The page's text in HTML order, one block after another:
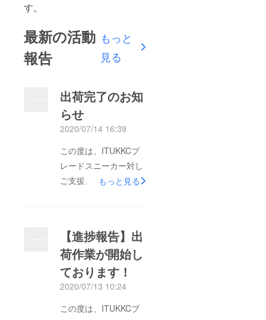
す。
最新の活動
報告
もっと
見る
出荷完了のお知
らせ
2020/07/14 16:39
この度は、ITUKKCブ
レードスニーカー対し
ご支援、ご関心をお寄
た！リターン商品の発
送がすべて完了しまし
たので、ご報告させて
いただきます。佐川急
元に届くまでの時間は
もっと見る
【進捗報告】出
荷作業が開始し
ております！
2020/07/13 10:24
この度は、ITUKKCブ